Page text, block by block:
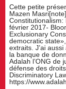
Cette petite
Mazen
février 2017-
Exclusionary
democratic
extraits. J’ai
la banque de
Adalah l’ONG de
défense des
Discriminatory
https://